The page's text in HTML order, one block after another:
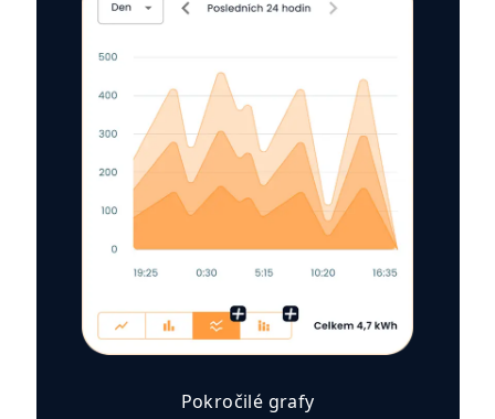
Pokročilé grafy